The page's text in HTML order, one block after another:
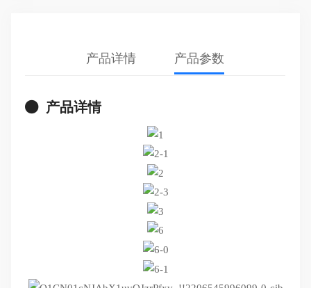
产品详情 产品参数
产品详情